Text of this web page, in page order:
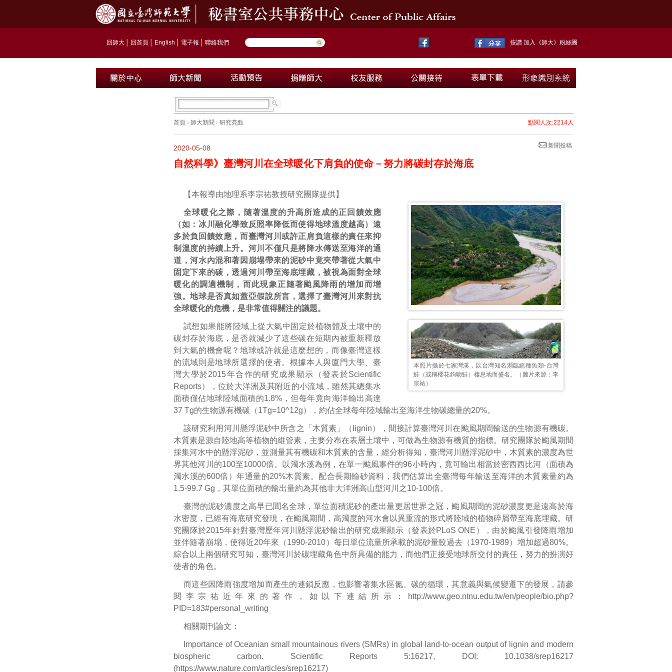
回師大 回首頁 English 電子報 聯絡我們 按讚 加入《師大》粉絲團
首頁 › 師大新聞 › 研究亮點 點閱人次:2214人
新聞投稿
2020-05-08
自然科學》臺灣河川在全球暖化下肩負的使命－努力將碳封存於海底
本照片攝於七家灣溪，以台灣知名瀕臨絕種魚類-台灣
鮭（或稱櫻花鉤吻鮭）棲息地而盛名。（圖片來源：李
宗祐）
【本報導由地理系李宗祐教授研究團隊提供】
全球暖化之際，隨著溫度的升高所造成的正回饋效應
（如：冰川融化導致反照率降低而使得地球溫度越高）遠
多於負回饋效應，而臺灣河川或許正肩負這樣的責任來抑
制溫度的持續上升。河川不僅只是將降水傳送至海洋的通
道，河水內混和著因崩塌帶來的泥砂中竟夾帶著從大氣中
固定下來的碳，透過河川帶至海底埋藏，被視為面對全球
暖化的調適機制，而此現象正隨著颱風降雨的增加而增
強。地球是否真如蓋亞假說所言，選擇了臺灣河川來對抗
全球暖化的危機，是非常值得關注的議題。
試想如果能將陸域上從大氣中固定於植物體及土壤中的
碳封存於海底，是否就減少了這些碳在短期內被重新釋放
到大氣的機會呢？地球或許就是這麼想的，而像臺灣這樣
的流域則是地球所選擇的使者。根據本人與廈門大學、臺
灣大學於2015年合作的研究成果顯示（發表於Scientific
Reports），位於大洋洲及其附近的小流域，雖然其總集水
面積僅佔地球陸域面積的1.8%，但每年竟向海洋輸出高達
37 Tg的生物源有機碳（1Tg=10^12g），約佔全球每年陸域輸出至海洋生物碳總量的20%。
該研究利用河川懸浮泥砂中所含之「木質素」（lignin），間接計算臺灣河川在颱風期間輸送的生物源有機碳。
木質素是源自陸地高等植物的維管素，主要分布在表層土壤中，可做為生物源有機質的指標。研究團隊於颱風期間
採集河水中的懸浮泥砂，並測量其有機碳和木質素的含量，經分析得知，臺灣河川懸浮泥砂中，木質素的濃度為世
界其他河川的100至10000倍。以濁水溪為例，在單一颱風事件的96小時內，竟可輸出相當於密西西比河（面積為
濁水溪的600倍）年通量的20%木質素。配合長期輸砂資料，我們估算出全臺灣每年輸送至海洋的木質素量約為
1.5-99.7 Gg，其單位面積的輸出量約為其他非大洋洲高山型河川之10-100倍。
臺灣的泥砂濃度之高早已聞名全球，單位面積泥砂的產出量更居世界之冠，颱風期間的泥砂濃度更是遠高於海
水密度，已經有海底研究發現，在颱風期間，高濁度的河水會以異重流的形式將陸域的植物碎屑帶至海底埋藏。研
究團隊於2015年針對臺灣歷年河川懸浮泥砂輸出的研究成果顯示（發表於PLoS ONE），由於颱風引發降雨增加
並伴隨著崩塌，使得近20年來（1990-2010）每日單位流量所承載的泥砂量較過去（1970-1989）增加超過80%。
綜合以上兩個研究可知，臺灣河川於碳埋藏角色中所具備的能力，而他們正接受地球所交付的責任，努力的扮演好
使者的角色。
而這些因降雨強度增加而產生的連鎖反應，也影響著集水區氮、碳的循環，其意義與氣候變遷下的發展，請參
閱李宗祐近年來的著作，如以下連結所示：
http://www.geo.ntnu.edu.tw/en/people/bio.php?
PID=183#personal_writing
相關期刊論文：
Importance of Oceanian small mountainous rivers (SMRs) in global land-to-ocean output of lignin and modern
biospheric carbon. Scientific Reports 5:16217, DOI: 10.1038/srep16217
(https://www.nature.com/articles/srep16217)